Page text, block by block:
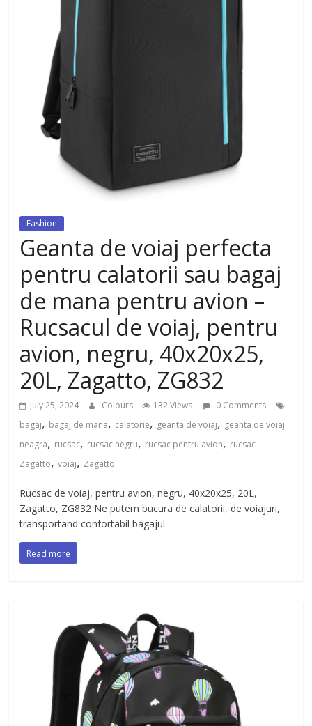
dispozitiv pentru tonifiere muschi
Fashion
Geanta de voiaj perfecta
pentru calatorii sau bagaj
de mana pentru avion –
Rucsacul de voiaj, pentru
avion, negru, 40x20x25,
20L, Zagatto, ZG832
July 25, 2024 Colours 132 Views
0 Comments
bagaj, bagaj de mana, calatorie, geanta de voiaj, geanta de voiaj
neagra, rucsac, rucsac negru, rucsac pentru avion, rucsac
Zagatto,voiaj, Zagatto
Rucsac de voiaj, pentru avion, negru, 40x20x25, 20L,
Zagatto, ZG832 Ne putem bucura de calatorii, de voiajuri,
transportand confortabil bagajul
Read more